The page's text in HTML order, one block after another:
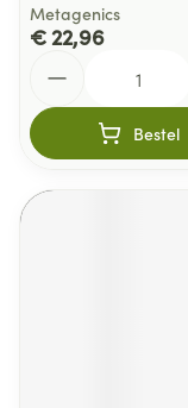
Metagenics
€ 22,96
Bestel